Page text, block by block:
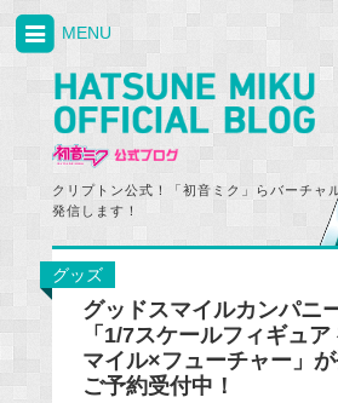
クリプトン公式！「初音ミク」らバーチャ
発信します！
MENU
グッズ
グッドスマイルカンパニ
「1/7スケールフィギュ
マイル×フューチャー」
ご予約受付中！